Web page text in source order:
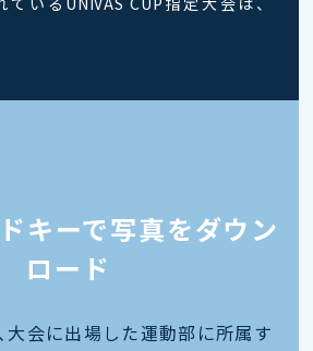
キーで写真をダウン
ロード
会に出場した運動部に所属す